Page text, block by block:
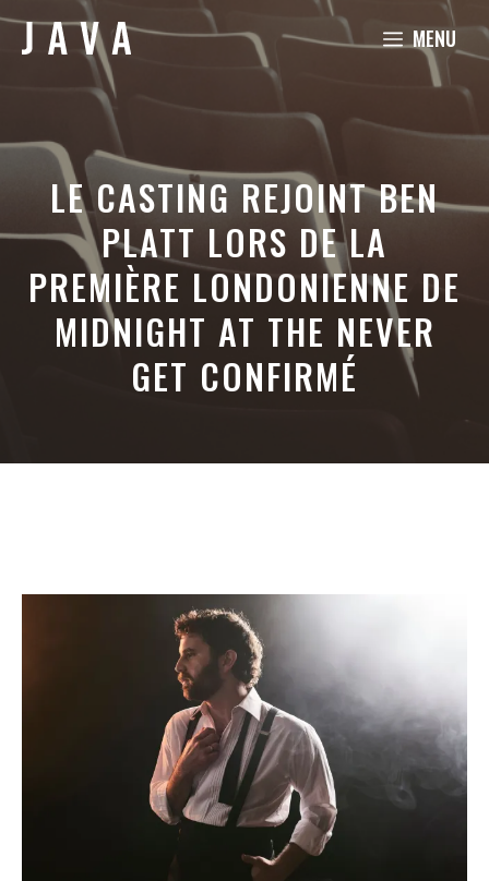
Aller
MENU
LE CASTING REJOINT BEN
PLATT LORS DE LA
PREMIÈRE LONDONIENNE DE
MIDNIGHT AT THE NEVER
GET CONFIRMÉ